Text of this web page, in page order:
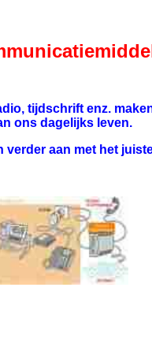
tijdschrift enz.
ons dagelijks leven.
verder aan met het